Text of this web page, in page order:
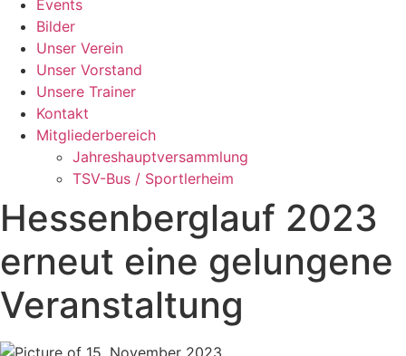
Events
Bilder
Unser Verein
Unser Vorstand
Unsere Trainer
Kontakt
Mitgliederbereich
Jahreshauptversammlung
TSV-Bus / Sportlerheim
Hessenberglauf 2023
erneut eine gelungene
Veranstaltung